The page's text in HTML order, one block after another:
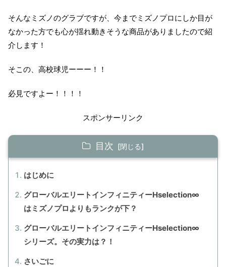
そんなミズノのグラブですが、今までミズノプロにしか目が
なかった方でも心が揺れ動きそうな商品がありましたので紹
介します！
そこの、高校球児ーーー！！
必見ですよー！！！！
スポンサーリンク
目次
はじめに
グローバルエリートインフィニティーHselection∞
はミズノプロよりもランクが下？
グローバルエリートインフィニティーHselection∞
シリーズ。その実力は？！
さいごに